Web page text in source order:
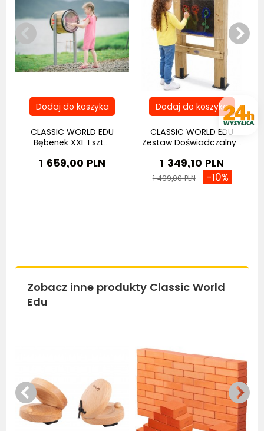
CLASSIC WORLD EDU
Bębenek XXL 1 szt....
1 659,00 PLN
CLASSIC WORLD EDU
Zestaw Doświadczalny...
1 349,10 PLN
1 499,00 PLN -10%
Zobacz inne produkty Classic World
Edu